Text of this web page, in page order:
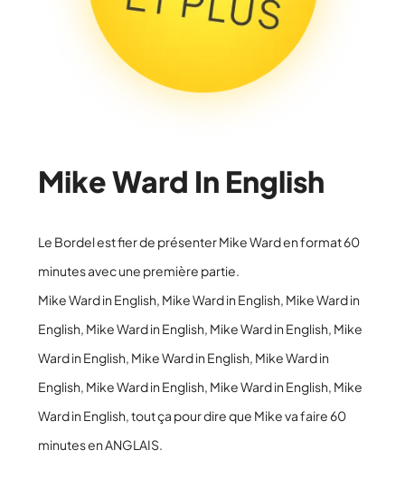
Mike Ward In English
Le Bordel est fier de présenter Mike Ward en format 60
minutes avec une première partie.
Mike Ward in English, Mike Ward in English, Mike Ward in
English, Mike Ward in English, Mike Ward in English, Mike
Ward in English, Mike Ward in English, Mike Ward in
English, Mike Ward in English, Mike Ward in English, Mike
Ward in English, tout ça pour dire que Mike va faire 60
minutes en ANGLAIS.